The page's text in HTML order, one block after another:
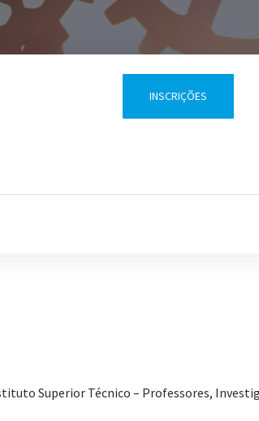
INSCRIÇÕES
Superior Técnico – Professores,
Ensino
no
[Pilar da
Modelo de
implementação